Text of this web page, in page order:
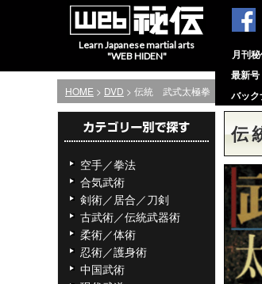
Learn Japanese martial arts
"WEB HIDEN"
月刊
最新号
バッ
HOME > DVD > 伝統 武式太極拳
空手／拳法
合気武術
剣術／居合／刀剣
古武術／伝統武器術
柔術／体術
忍術／護身術
中国武術
伝